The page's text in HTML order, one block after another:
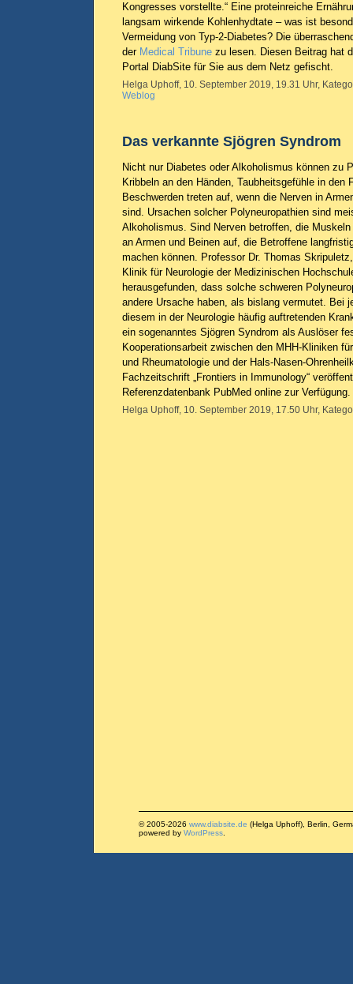
Kongresses vorstellte.“ Eine proteinreiche
langsam wirkende Kohlenhydtate – was ist
Vermeidung von Typ-2-Diabetes? Die
der Medical Tribune zu lesen. Diesen Beitrag hat
Portal DiabSite für Sie aus dem Netz gefischt.
Helga Uphoff, 10. September 2019, 19.31 Uhr,
Weblog
Das verkannte Sjögren Syndrom
Nicht nur Diabetes oder Alkoholismus können zu
Kribbeln an den Händen, Taubheitsgefühle in den
Beschwerden treten auf, wenn die Nerven in
sind. Ursachen solcher Polyneuropathien sind
Alkoholismus. Sind Nerven betroffen, die
an Armen und Beinen auf, die Betroffene
machen können. Professor Dr. Thomas
Klinik für Neurologie der Medizinischen
herausgefunden, dass solche schweren
andere Ursache haben, als bislang vermutet. Bei
diesem in der Neurologie häufig auftretenden
ein sogenanntes Sjögren Syndrom als Auslöser
Kooperationsarbeit zwischen den MHH-Kliniken
und Rheumatologie und der Hals-Nasen-
Fachzeitschrift „Frontiers in Immunology“
Referenzdatenbank PubMed online zur Verfügung.
Helga Uphoff, 10. September 2019, 17.50 Uhr,
© 2005-2026 www.diabsite.de (Helga Uphoff), Berlin,
powered by WordPress.